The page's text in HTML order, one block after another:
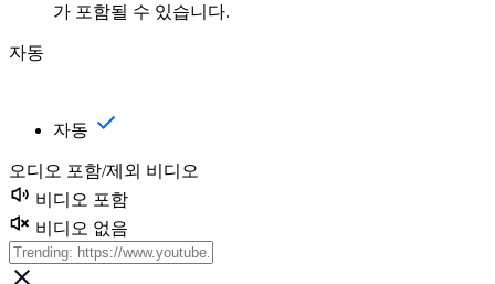
가 포함될 수 있습니다.
자동
자동
오디오 포함/제외 비디오
비디오 포함
비디오 없음